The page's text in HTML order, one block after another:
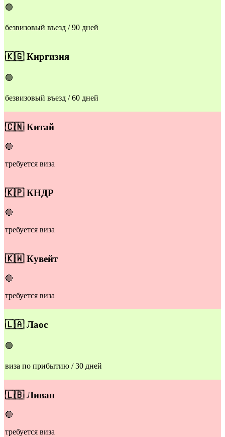
🟢
безвизовый въезд / 90 дней
​🇰🇬Киргизия
🟢
безвизовый въезд / 60 дней
​🇨🇳Китай
🔴
требуется виза
​🇰🇵КНДР
🔴
требуется виза
​🇰🇼Кувейт
🔴
требуется виза
​​🇱🇦Лаос
🟢
виза по прибытию / 30 дней
​​🇱🇧Ливан
🔴
требуется виза